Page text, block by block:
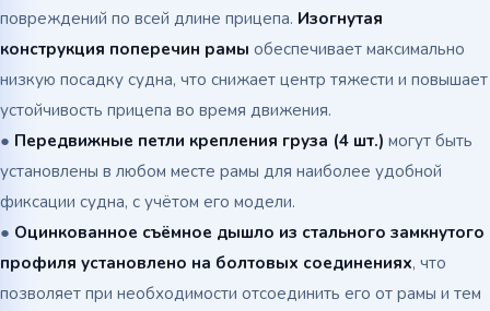
повреждений по всей длине прицепа. Изогнутая
конструкция поперечин рамы обеспечивает максимально
низкую посадку судна, что снижает центр тяжести и повышает
устойчивость прицепа во время движения.
● Передвижные петли крепления груза (4 шт.) могут быть
установлены в любом месте рамы для наиболее удобной
фиксации судна, с учётом его модели.
● Оцинкованное съёмное дышло из стального замкнутого
профиля установлено на болтовых соединениях, что
позволяет при необходимости отсоединить его от рамы и тем